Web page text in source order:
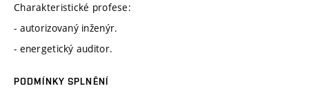
Charakteristické profese:
- autorizovaný inženýr.
- energetický auditor.
PODMÍNKY SPLNĚNÍ